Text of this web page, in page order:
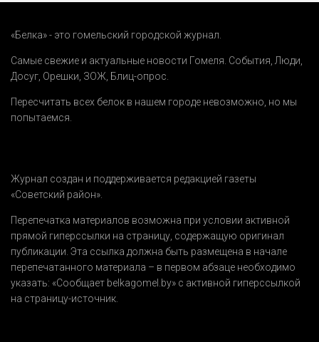
«Белка» - это гомельский городской журнал.
Самые свежие и актуальные новости Гомеля. События Люди
Досуг Орешки ЗОЖ Блиц-опрос
Пересчитать всех белок в нашем городе невозможно, но мы
попытаемся.
Журнал создан и поддерживается редакцией газеты
«Советский район».
Перепечатка материалов возможна при условии активной
прямой гиперссылки на страницу, содержащую оригинал
публикации. Эта ссылка должна быть размещена в начале
перепечатанного материала – в первом абзаце необходимо
указать: «Сообщает belkagomel.by» с активной гиперссылкой
на страницу-источник.